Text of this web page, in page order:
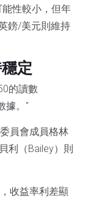
性較小，但年
鎊/美元則維持
定
的讀數
據。"
員會成員格林
利（Bailey）則
收益率利差顯